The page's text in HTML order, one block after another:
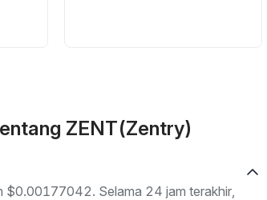
ZENT(Zentry)
$0.00177042. Selama 24 jam terakhir,